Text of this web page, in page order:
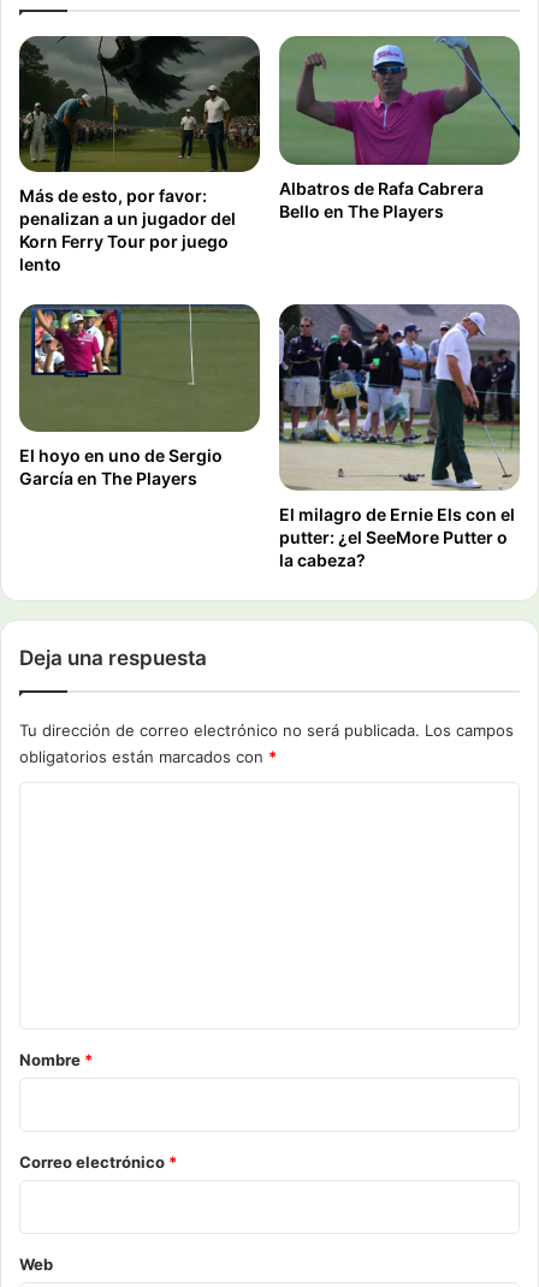
Más de esto, por favor:
penalizan a un jugador del
Korn Ferry Tour por juego
lento
Albatros de Rafa Cabrera
Bello en The Players
El hoyo en uno de Sergio
García en The Players
El milagro de Ernie Els con el
putter: ¿el SeeMore Putter o
la cabeza?
Deja una respuesta
Tu dirección de correo electrónico no será publicada. Los campos
obligatorios están marcados con *
r
o
*
Nombre *
Correo electrónico *
Web